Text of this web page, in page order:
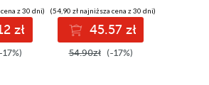
z 30 dni)
zł
17%)
(54,90 zł najniższa cena z 30 dni)
45.57 zł
54.90zł (-17%)